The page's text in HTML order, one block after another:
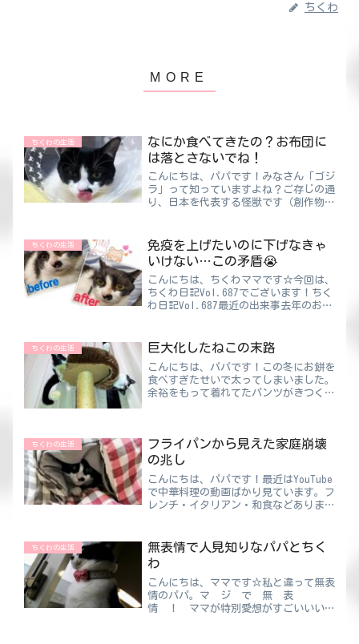
ちくわ
ちくわの生活
なにか食べてきたの？お布団に
は落とさないでね！
こんにちは、パパです！みなさん「ゴジ
ラ」って知っていますよね？ご存じの通
り、日本を代表する怪獣です（創作物）
びて、今はなんと100ｍの設定に変わっ
ているらしいのです！！...
ちくわの生活
免疫を上げたいのに下げなきゃ
いけない…この矛盾😭
こんにちは、ちくわママです☆今回は、
ちくわ日記Vol.687でございます！ちく
わ日記Vol.687最近の出来事去年のお正
く寝て、ほとんど動かず…結果、体重は
しっかり増えて...
ちくわの生活 巨大化したねこの末路
こんにちは、パパです！この冬にお餅を
食べすぎたせいで太ってしまいました。
余裕をもって着れてたパンツがきつくな
れるからすごい楽！めんどくさ...
ちくわの生活
フライパンから見えた家庭崩壊
の兆し
こんにちは、パパです！最近はYouTube
で中華料理の動画ばかり見ています。フ
レンチ・イタリアン・和食などあります
す。とりあえず、めちゃくちゃおいしそ
う🤤ちくわパパ中華鍋...
ちくわの生活
無表情で人見知りなパパとちく
わ
こんにちは、ママです☆私と違って無表
情のパパ。マ ジ で 無 表
情 ！ ママが特別愛想がすごいいいわ